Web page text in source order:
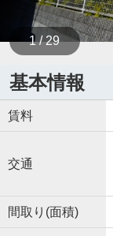
1 / 29
基本情報
賃料
交通
間取り(面積)